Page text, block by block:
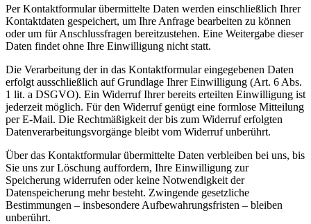
Per Kontaktformular übermittelte Daten werden einschließlich Ihrer
Kontaktdaten gespeichert, um Ihre Anfrage bearbeiten zu können
oder um für Anschlussfragen bereitzustehen. Eine Weitergabe dieser
Daten findet ohne Ihre Einwilligung nicht statt.
Die Verarbeitung der in das Kontaktformular eingegebenen Daten
erfolgt ausschließlich auf Grundlage Ihrer Einwilligung (Art. 6 Abs.
1 lit. a DSGVO). Ein Widerruf Ihrer bereits erteilten Einwilligung ist
jederzeit möglich. Für den Widerruf genügt eine formlose Mitteilung
per E-Mail. Die Rechtmäßigkeit der bis zum Widerruf erfolgten
Datenverarbeitungsvorgänge bleibt vom Widerruf unberührt.
Über das Kontaktformular übermittelte Daten verbleiben bei uns, bis
Sie uns zur Löschung auffordern, Ihre Einwilligung zur
Speicherung widerrufen oder keine Notwendigkeit der
Datenspeicherung mehr besteht. Zwingende gesetzliche
Bestimmungen – insbesondere Aufbewahrungsfristen – bleiben
unberührt.